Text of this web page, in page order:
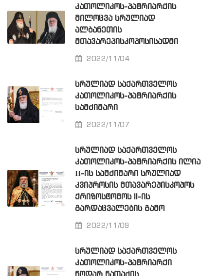
ᲙᲐᲗᲝᲚᲘᲙᲝᲡ-ᲞᲐᲢᲠᲘᲐᲠᲥᲘᲡ
ᲛᲘᲚᲝᲪᲕᲐ ᲡᲠᲣᲚᲘᲐᲓ
ᲐᲚᲑᲐᲜᲔᲗᲘᲡ
ᲛᲗᲐᲕᲐᲠᲔᲞᲘᲡᲙᲝᲞᲝᲡᲘᲡᲐᲓᲛᲘ
2022/11/04
ᲡᲠᲣᲚᲘᲐᲓ ᲡᲐᲥᲐᲠᲗᲕᲔᲚᲝᲡ
ᲙᲐᲗᲝᲚᲘᲙᲝᲡ-ᲞᲐᲢᲠᲘᲐᲠᲥᲘᲡ
ᲡᲐᲛᲫᲘᲛᲐᲠᲘ
2022/11/07
ᲡᲠᲣᲚᲘᲐᲓ ᲡᲐᲥᲐᲠᲗᲕᲔᲚᲝᲡ
ᲙᲐᲗᲝᲚᲘᲙᲝᲡ-ᲞᲐᲢᲠᲘᲐᲠᲥᲘᲡ ᲘᲚᲘᲐ
ΙΙ-ᲘᲡ ᲡᲐᲛᲫᲘᲛᲐᲠᲘ ᲡᲠᲣᲚᲘᲐᲓ
ᲙᲕᲘᲞᲠᲝᲡᲘᲡ ᲛᲗᲐᲕᲐᲠᲔᲞᲘᲡᲙᲝᲞᲝᲡ
ᲥᲠᲘᲖᲝᲡᲢᲝᲛᲝᲡ II-ᲘᲡ
ᲒᲐᲠᲓᲐᲪᲕᲐᲚᲔᲑᲘᲡ ᲒᲐᲛᲝ
2022/11/09
ᲡᲠᲣᲚᲘᲐᲓ ᲡᲐᲥᲐᲠᲗᲕᲔᲚᲝᲡ
ᲙᲐᲗᲝᲚᲘᲙᲝᲡ-ᲞᲐᲢᲠᲘᲐᲠᲥᲘ